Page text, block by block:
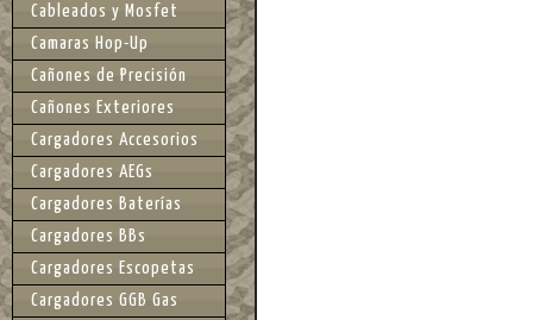
Cableados y Mosfet
Camaras Hop-Up
Cañones de Precisión
Cañones Exteriores
Cargadores Accesorios
Cargadores AEGs
Cargadores Baterías
Cargadores BBs
Cargadores Escopetas
Cargadores GGB Gas